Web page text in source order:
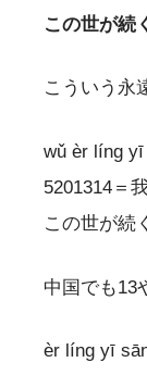
この世が続
こういう永
wǔ èr líng
5201314＝
この世が続
中国でも13
èr líng yī